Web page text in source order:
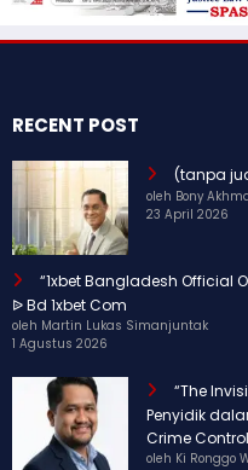
RECENT POST
(tanpa
oleh Bony
23 April 2026
“1xbet Bangladesh Official
ᐉ Bd 1xbet Com
oleh Martin Lukas Simanjuntak
1 Agustus 2026
“The
Penyidik
Crime